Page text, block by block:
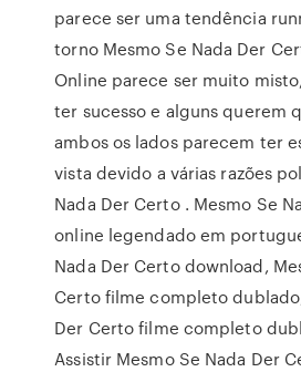
parece ser uma tendência
torno Mesmo Se Nada Der
Online parece ser muito
ter sucesso e alguns querem
ambos os lados parecem ter
vista devido a várias razões
Nada Der Certo . Mesmo Se
online legendado em
Nada Der Certo download,
Certo filme completo
Der Certo filme completo
Assistir Mesmo Se Nada Der